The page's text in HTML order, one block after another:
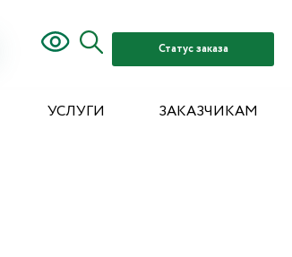
Статус заказа
УСЛУГИ ЗАКАЗЧИКАМ